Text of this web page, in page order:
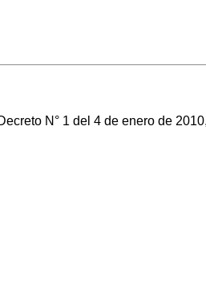
N° 1 del 4 de enero de